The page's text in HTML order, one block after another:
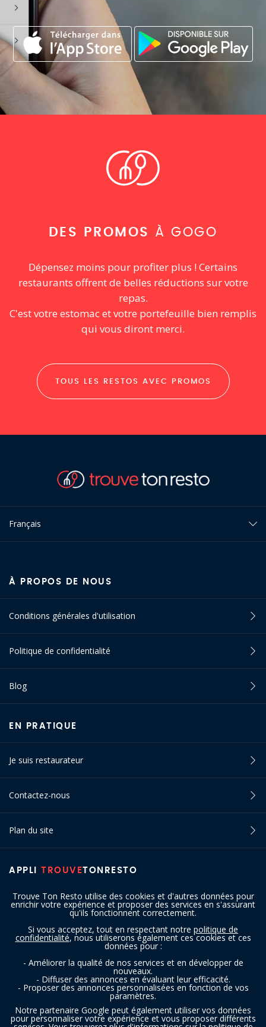
DES PROMOS À GOGO
Dépensez moins pour profiter plus ! Certains
restaurants offrent de belles réductions sur votre
repas.
C'est votre estomac et votre portefeuille bien remplis
qui vous diront merci.
TOUS LES RESTOS AVEC PROMOS
Trouve Ton Resto utilise des cookies et d'autres données pour
enrichir votre expérience et proposer des services en s'assurant
qu'ils fonctionnent correctement.
Si vous acceptez, tout en respectant notre politique de
confidentialité, nous utiliserons également ces cookies et ces
données pour :
- Améliorer la qualité de nos services et en développer de
nouveaux.
- Diffuser des annonces en évaluant leur efficacité.
- Proposer des annonces personnalisées en fonction de vos
paramètres.
Notre partenaire Google peut également utiliser vos données
pour personnaliser votre expérience et vous proposer différents
Français
APPLI TROUVETONRESTO
À PROPOS DE NOUS
Conditions générales d'utilisation
Politique de confidentialité
Blog
EN PRATIQUE
Je suis restaurateur
Contactez-nous
Plan du site
SUIVEZ-NOUS